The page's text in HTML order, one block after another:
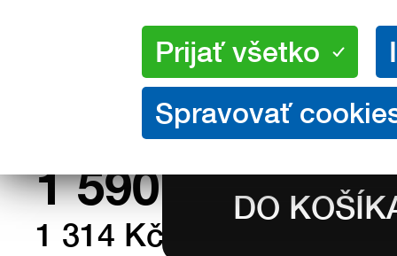
Množstvo:
1 590Kč s DPH
1 314 Kč bez DPH